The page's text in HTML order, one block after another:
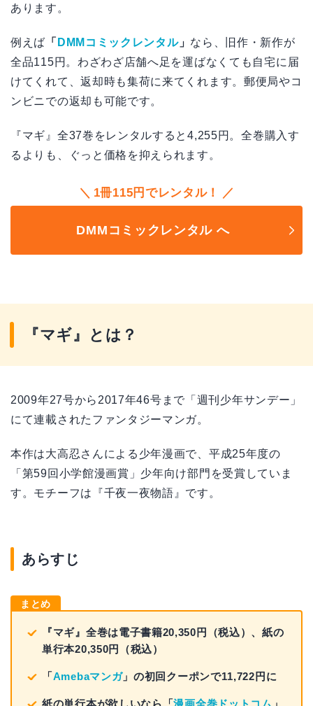
あります。
例えば 「 DMMコミックレンタル」 なら、旧作・新作が
全品115円。わざわざ店舗へ足を運ばなくても自宅に届
けてくれて、返却時も集荷に来てくれます。郵便局やコ
ンビニでの返却も可能です。
『マギ』全37巻をレンタルすると4,255円。全巻購入す
るよりも、ぐっと価格を抑えられます。
1冊115円でレンタル！
DMMコミックレンタル へ
『マギ』とは？
2009年27号から2017年46号まで「週刊少年サンデー」
にて連載されたファンタジーマンガ。
本作は大高忍さんによる少年漫画で、平成25年度の
「第59回小学館漫画賞」少年向け部門を受賞していま
す。モチーフは『千夜一夜物語』です。
あらすじ
まとめ
『マギ』全巻は電子書籍20,350円（税込）、紙の
単行本20,350円（税込）
「Amebaマンガ」の初回クーポンで11,722円に